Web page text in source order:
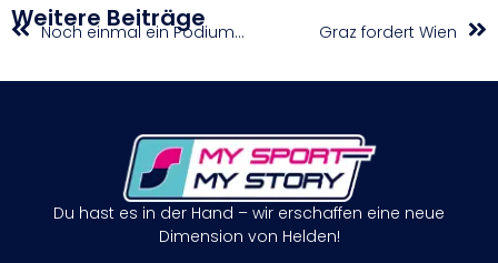
Weitere Beiträge Noch einmal ein Podium für Valentina Höll zum Saisonabschluss Graz fordert Wien
Du hast es in der Hand – wir erschaffen eine neue
Dimension von Helden!